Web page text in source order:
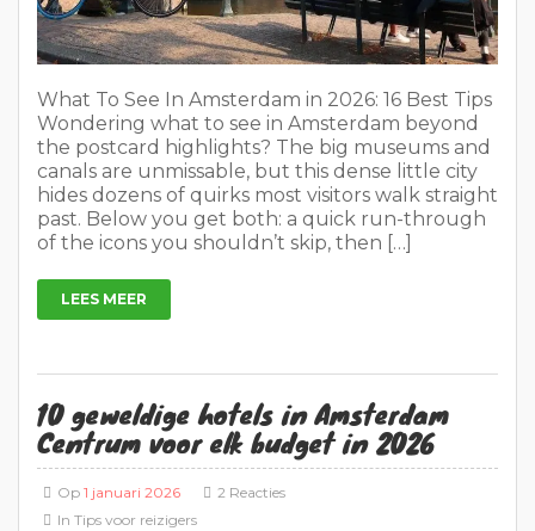
What To See In Amsterdam in 2026: 16 Best Tips
Wondering what to see in Amsterdam beyond
the postcard highlights? The big museums and
canals are unmissable, but this dense little city
hides dozens of quirks most visitors walk straight
past. Below you get both: a quick run-through
of the icons you shouldn’t skip, then […]
LEES MEER
10 geweldige hotels in Amsterdam
Centrum voor elk budget in 2026
Op 1 januari 2026
In Tips voor reizigers
2 Reacties